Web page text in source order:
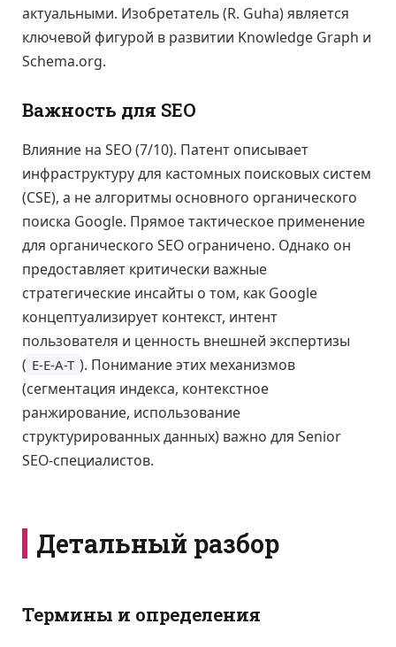
актуальными. Изобретатель (R. Guha) является
ключевой фигурой в развитии Knowledge Graph и
Schema.org.
Важность для SEO
Влияние на SEO (7/10). Патент описывает
инфраструктуру для кастомных поисковых систем
(CSE), а не алгоритмы основного органического
поиска Google. Прямое тактическое применение
для органического SEO ограничено. Однако он
предоставляет критически важные
стратегические инсайты о том, как Google
концептуализирует контекст, интент
пользователя и ценность внешней экспертизы
( E-E-A-T ). Понимание этих механизмов
(сегментация индекса, контекстное
ранжирование, использование
структурированных данных) важно для Senior
SEO-специалистов.
Детальный разбор
Термины и определения